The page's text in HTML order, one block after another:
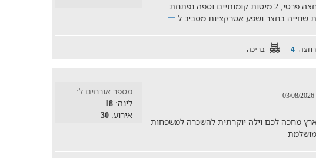
חדר ילדים גדול הכולל חדר רחצה פרטי, 2 מיטות קומותיים וספה נפתחת
שחייה בחצר ושפע אטרקציות מסביב ל
4 בריכה
| 03/
מחכה לכם וילה יוקרתית להשכרה למשפחות
מספר אורחים ל:
לינה:18
אירוע:30